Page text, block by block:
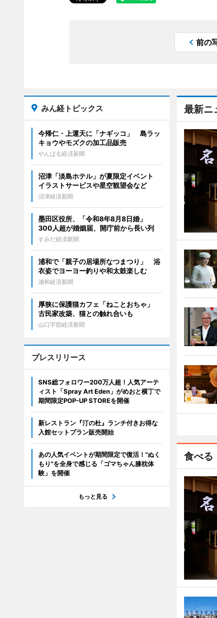
前の
最新ニ
食べる
みん経トピックス
今帰仁・上運天に「ナギッコ」 島ラッ
キョウやモズクの加工品販売
やんばる経済新聞
沼津「淡島ホテル」が夏限定イベント
イラストサービスや星空観望会など
沼津経済新聞
墨田区役所、「令和8年8月8日婚」
300人超が婚姻届、開庁前から長い列
すみだ経済新聞
浦和で「親子の居場所なつまつり」 浴
衣姿でヨーヨー釣りや和太鼓楽しむ
浦和経済新聞
厚狭に保護猫カフェ「ねことおちゃ」
古民家改築、猫との触れ合いも
山口宇部経済新聞
プレスリリース
SNS総フォロワー200万人超！人気アーテ
ィスト「Spray Art Eden」がめおと横丁で
期間限定POP-UP STOREを開催
新レストラン『汀の杜』ランチ付きお得な
入館セットプラン販売開始
あの人気イベントが期間限定で復活！"ぬく
もり"を全身で感じる「ゴマちゃん膝枕体
験」を開催
もっと見る